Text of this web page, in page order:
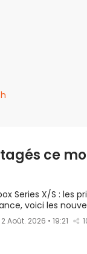
ce
Series X/S : les
voici les
2 Août. 2026 • 19:21